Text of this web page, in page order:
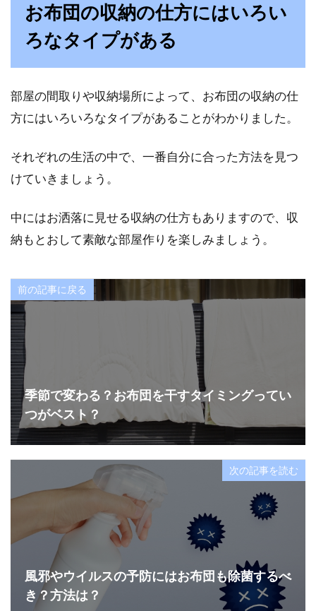
お布団の収納の仕方にはいろい
ろなタイプがある
部屋の間取りや収納場所によって、お布団の収納の仕
方にはいろいろなタイプがあることがわかりました。
それぞれの生活の中で、一番自分に合った方法を見つ
けていきましょう。
中にはお洒落に見せる収納の仕方もありますので、収
納もとおして素敵な部屋作りを楽しみましょう。
前の記事に戻る
季節で変わる？お布団を干すタイミングってい
つがベスト？
次の記事を読む
風邪やウイルスの予防にはお布団も除菌するべ
き？方法は？